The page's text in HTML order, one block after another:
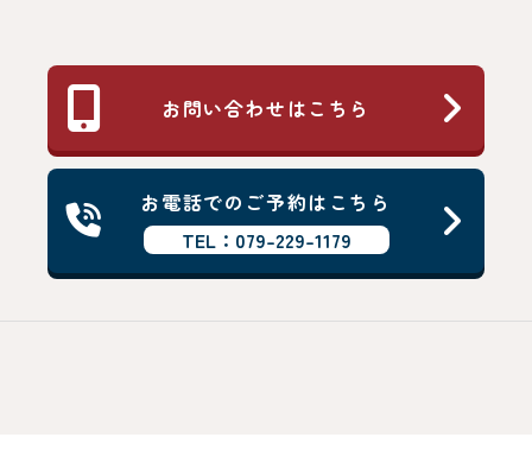
お問い合わせはこちら
お電話でのご予約はこちら
TEL：079-229-1179